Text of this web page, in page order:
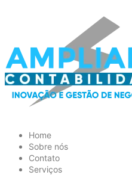
Home
Sobre nós
Contato
Serviços